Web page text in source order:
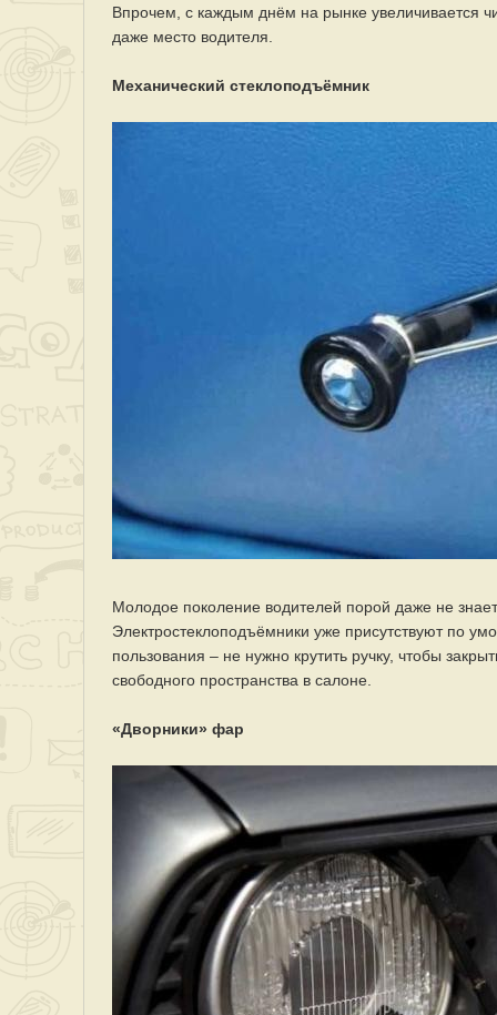
Впрочем, с каждым днём на рынке увеличивается
даже место водителя.
Механический стеклоподъёмник
Молодое поколение водителей порой даже не
Электростеклоподъёмники уже присутствуют по
пользования – не нужно крутить ручку, чтобы
свободного пространства в салоне.
«Дворники» фар